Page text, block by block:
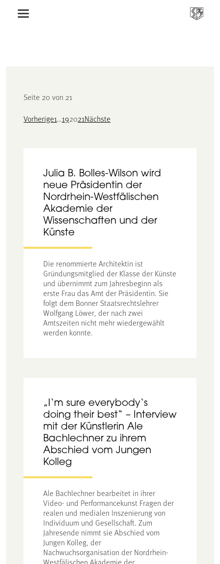
Seite 20 von 21
Vorherige1…192021Nächste
Julia B. Bolles-Wilson wird
neue Präsidentin der
Nordrhein-Westfälischen
Akademie der
Wissenschaften und der
Künste
Die renommierte Architektin ist
Gründungsmitglied der Klasse der Künste
und übernimmt zum Jahresbeginn als
erste Frau das Amt der Präsidentin. Sie
folgt dem Bonner Staatsrechtslehrer
Wolfgang Löwer, der nach zwei
Amtszeiten nicht mehr wiedergewählt
werden konnte.
„I‘m sure everybody‘s
doing their best“ – Interview
mit der Künstlerin Ale
Bachlechner zu ihrem
Abschied vom Jungen
Kolleg
Ale Bachlechner bearbeitet in ihrer
Video- und Performancekunst Fragen der
realen und medialen Inszenierung von
Individuum und Gesellschaft. Zum
Jahresende nimmt sie Abschied vom
Jungen Kolleg, der
Nachwuchsorganisation der Nordrhein-
Westfälischen Akademie der